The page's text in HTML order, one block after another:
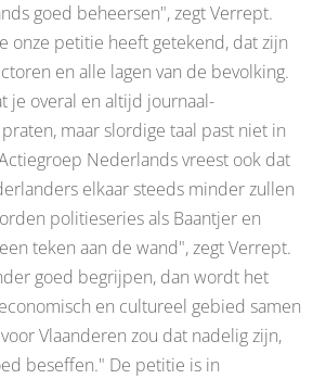
goed beheersen", zegt Verrept.
onze petitie heeft getekend, dat zijn
en alle lagen van de bevolking.
je overal en altijd journaal-
maar slordige taal past niet in
Nederlands vreest ook dat
elkaar steeds minder zullen
politieseries als Baantjer en
teken aan de wand", zegt Verrept.
goed begrijpen, dan wordt het
en cultureel gebied samen
Vlaanderen zou dat nadelig zijn,
beseffen." De petitie is in